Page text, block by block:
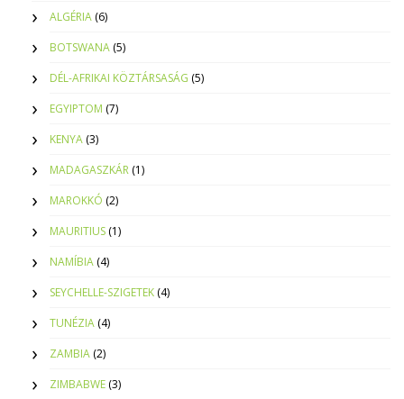
ALGÉRIA (6)
BOTSWANA (5)
DÉL-AFRIKAI KÖZTÁRSASÁG (5)
EGYIPTOM (7)
KENYA (3)
MADAGASZKÁR (1)
MAROKKÓ (2)
MAURITIUS (1)
NAMÍBIA (4)
SEYCHELLE-SZIGETEK (4)
TUNÉZIA (4)
ZAMBIA (2)
ZIMBABWE (3)